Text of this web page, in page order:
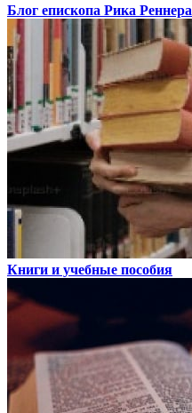
Блог епископа Рика Реннера
Книги и учебные пособия